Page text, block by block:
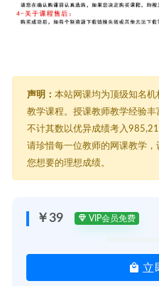
声明： 本站网课均为顶级知名
教学课程。授课教师教学经验
不计其数以优异成绩考入
请珍惜每一位教师的网课教学
您想要的理想成绩。
￥39 VIP会员免费
立